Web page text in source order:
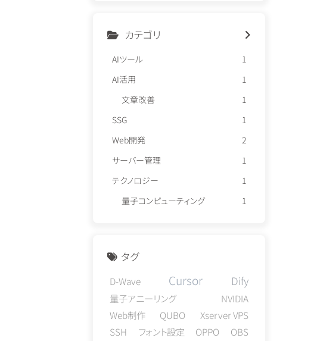
カテゴリ
AIツール
1
AI活用
1
文章改善
1
SSG
1
Web開発
2
サーバー管理
1
テクノロジー
1
量子コンピューティング
1
タグ
D-Wave Cursor Dify
量子アニーリング
NVIDIA
Web制作
QUBO
Xserver VPS
SSH
フォント設定 OPPO
OBS